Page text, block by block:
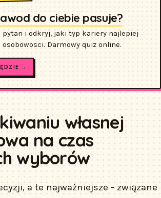
do ciebie pasuje?
pytan i odkryj, jaki typ kariery najlepiej
osobowosci. Darmowy quiz online.
→
własnej
na czas
wyborów
a te najważniejsze - związane